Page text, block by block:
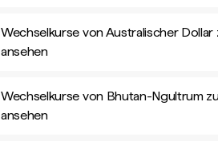
Wechselkurse von Australischer Dollar
ansehen
Wechselkurse von Bhutan-Ngultrum
ansehen